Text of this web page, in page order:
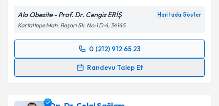
Alo Obezite - Prof. Dr. Cengiz ERİŞ Haritada Göster
Kartaltepe Mah. Başarı Sk. No:1 D:4, 34145
0 (212) 912 65 23
Randevu Talep Et
Randevu Takvimi Talebi